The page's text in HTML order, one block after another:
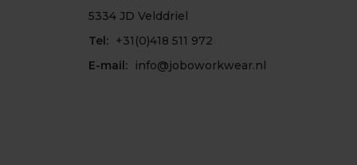
5334 JD Velddriel
Tel: +31(0)418 511 972
E-mail:
info@joboworkwear.nl